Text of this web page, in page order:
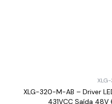
XLG-320-M-AB – Driver
431VCC Saída 48V